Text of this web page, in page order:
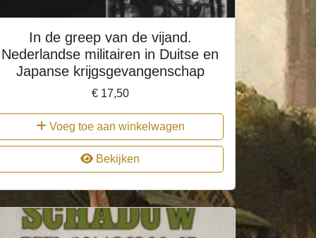
In de greep van de vijand.
Nederlandse militairen in Duitse en
Japanse krijgsgevangenschap
€17,50
Voeg toe aan winkelwagen
Bekijken